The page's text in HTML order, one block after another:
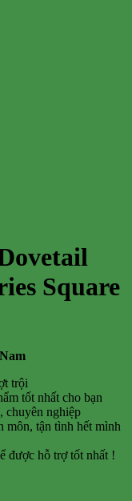
Square
trội
tốt nhất cho bạn
chuyên nghiệp
môn, tận tình hết mình
được hỗ trợ tốt nhất !